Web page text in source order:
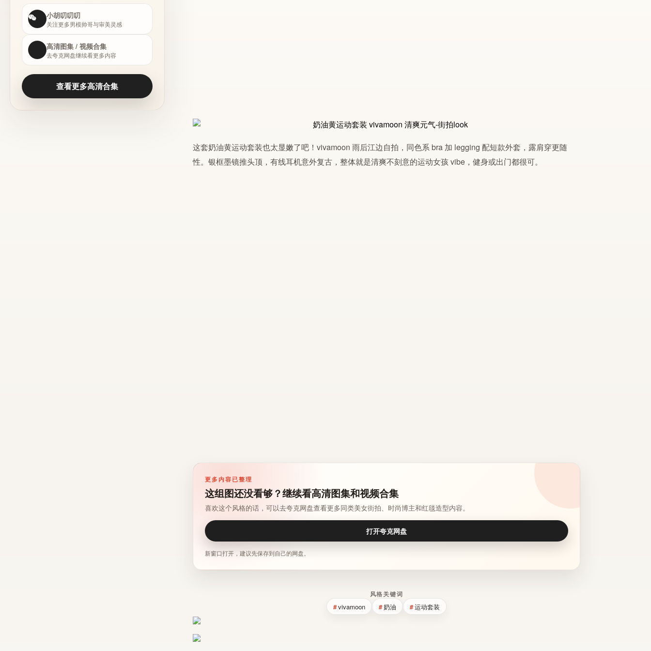
小胡叨叨叨
关注更多男模帅哥与审美灵感
高清图集 / 视频合集
去夸克网盘继续看更多内容
查看更多高清合集
这套奶油黄运动套装也太显嫩了吧！ vivamoon 雨后江边自拍，同色系 bra 加 legging 配短款外套，露肩穿更随
性。银框墨镜推头顶，有线耳机意外复古，整体就是清爽不刻意的运动女孩 vibe，健身或出门都很可。
更多内容已整理
这组图还没看够？继续看高清图集和视频合集
喜欢这个风格的话，可以去夸克网盘查看更多同类美女街拍、时尚博主和红毯造型内容。
打开夸克网盘
新窗口打开，建议先保存到自己的网盘。
风格关键词
vivamoon 奶油 运动套装